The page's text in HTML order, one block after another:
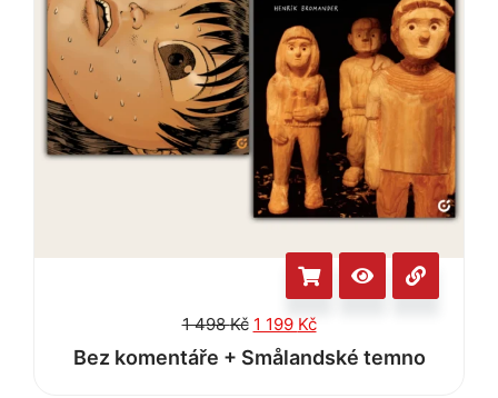
1 498Kč 1 199 Kč
Bez komentáře + Smålandské temno